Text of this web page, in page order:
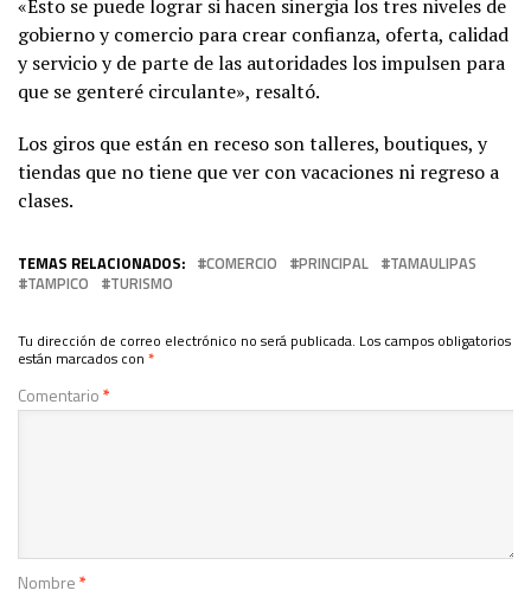
«Esto se puede lograr si hacen sinergia los tres niveles de
gobierno y comercio para crear confianza, oferta, calidad
y servicio y de parte de las autoridades los impulsen para
que se genteré circulante», resaltó.
Los giros que están en receso son talleres, boutiques, y
tiendas que no tiene que ver con vacaciones ni regreso a
clases.
TEMAS RELACIONADOS: COMERCIO PRINCIPAL
TAMAULIPAS
TAMPICO
TURISMO
Tu dirección de correo electrónico no será publicada. Los campos obligatorios
están marcados con *
Comentario*
Nombre*